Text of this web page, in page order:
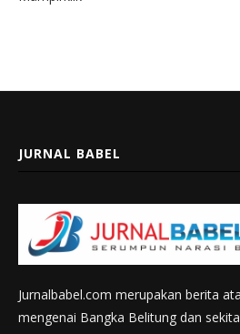
JURNAL BABEL
Jurnalbabel.com merupakan berita
mengenai Bangka Belitung dan